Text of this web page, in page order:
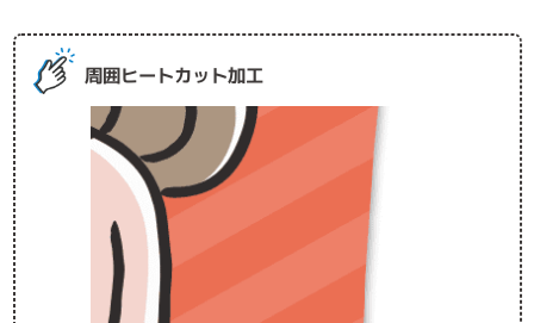
周囲ヒートカット加工